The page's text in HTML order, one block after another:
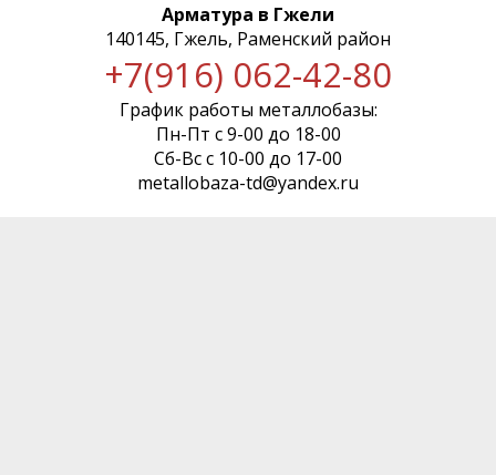
Арматура в Гжели
140145, Гжель, Раменский район
+7(916) 062-42-80
График работы металлобазы:
Пн-Пт с 9-00 до 18-00
Сб-Вс с 10-00 до 17-00
metallobaza-td@yandex.ru